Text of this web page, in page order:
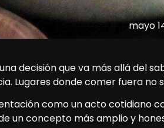
mayo
decisión que va más allá del
Lugares donde comer fuera no
como un acto cotidiano
un concepto más amplio y